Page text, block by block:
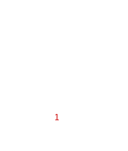
1